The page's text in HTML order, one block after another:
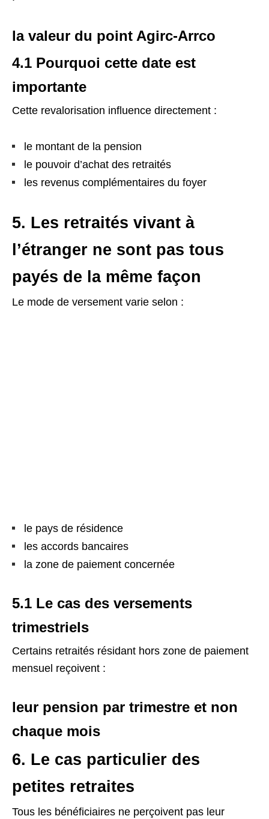
la valeur du point Agirc-Arrco
4.1 Pourquoi cette date est
importante
Cette revalorisation influence directement :
le montant de la pension
le pouvoir d’achat des retraités
les revenus complémentaires du foyer
5. Les retraités vivant à
l’étranger ne sont pas tous
payés de la même façon
Le mode de versement varie selon :
le pays de résidence
les accords bancaires
la zone de paiement concernée
5.1 Le cas des versements
trimestriels
Certains retraités résidant hors zone de paiement
mensuel reçoivent :
leur pension par trimestre et non
chaque mois
6. Le cas particulier des
petites retraites
Tous les bénéficiaires ne perçoivent pas leur